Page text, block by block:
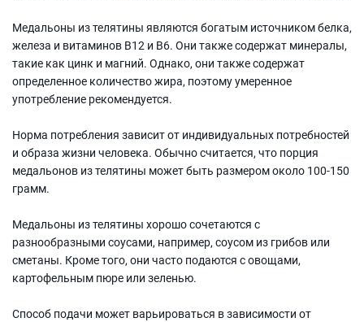
Медальоны из телятины являются богатым источником белка,
железа и витаминов B12 и B6. Они также содержат минералы,
такие как цинк и магний. Однако, они также содержат
определенное количество жира, поэтому умеренное
употребление рекомендуется.
Норма потребления зависит от индивидуальных потребностей
и образа жизни человека. Обычно считается, что порция
медальонов из телятины может быть размером около 100-150
грамм.
Медальоны из телятины хорошо сочетаются с
разнообразными соусами, например, соусом из грибов или
сметаны. Кроме того, они часто подаются с овощами,
картофельным пюре или зеленью.
Способ подачи может варьироваться в зависимости от